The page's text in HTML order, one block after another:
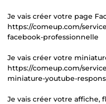
Je vais créer votre page
https://comeup.com/
facebook-professionnelle
Je vais créer votre
https://comeup.com/
miniature-youtube-
Je vais créer votre affiche,